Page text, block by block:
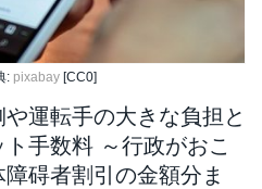
: pixabay[CC0]
運転手の大きな負担と
手数料 ～行政がおこ
碍者割引の金額分ま